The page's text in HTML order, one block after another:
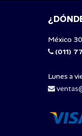
México
(011)
Lunes a